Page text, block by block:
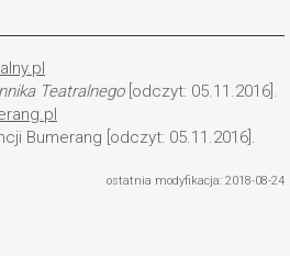
Teatralnego[odczyt: 05.11.2016].
Bumerang [odczyt: 05.11.2016].
ostatnia modyfikacja: 2018-08-24